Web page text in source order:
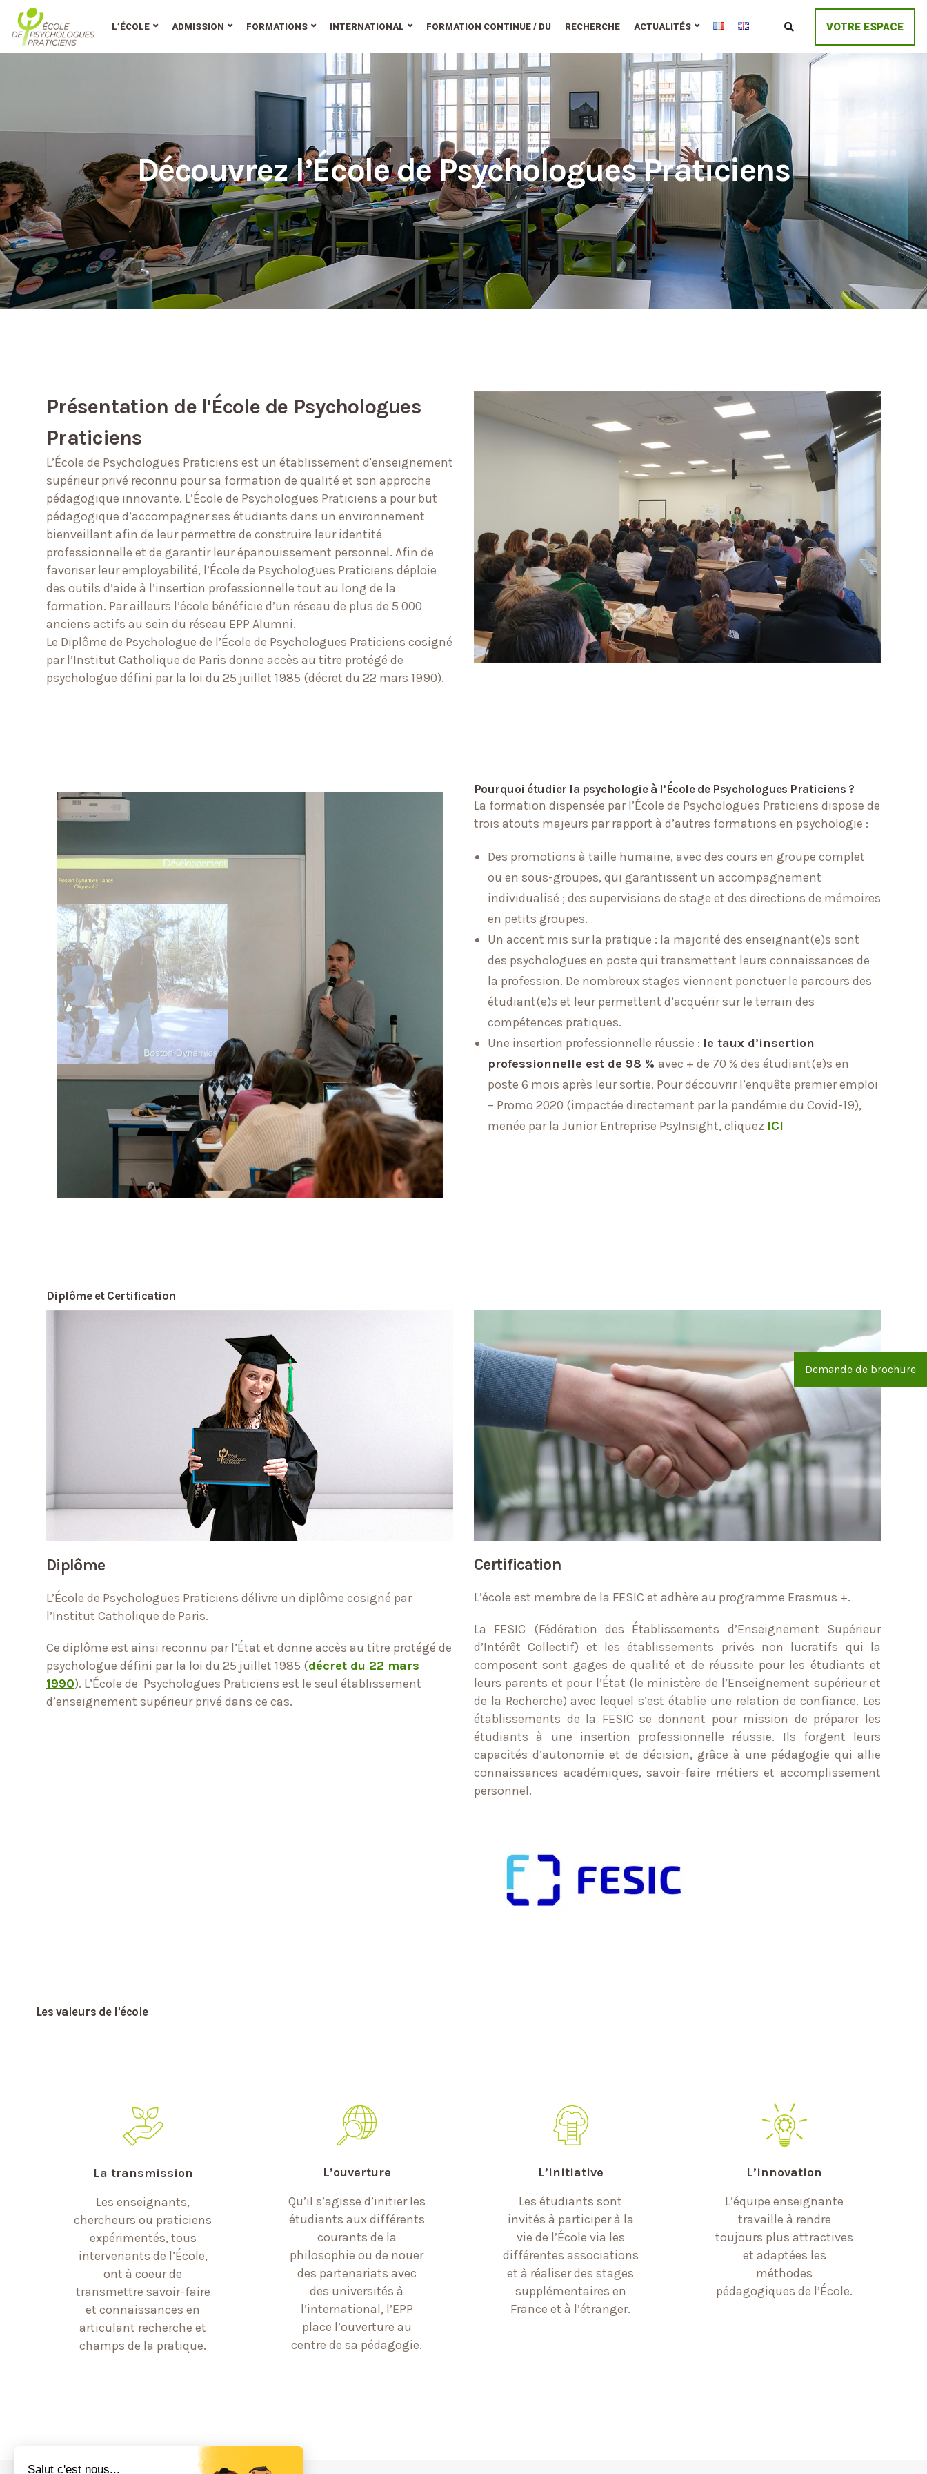
contenu
L’ÉCOLE ADMISSION FORMATIONS INTERNATIONAL FORMATION CONTINUE / DU RECHERCHE ACTUALITÉS VOTRE ESPACE
Découvrez l’École de Psychologues Praticiens
Présentation de l'École de Psychologues
Praticiens
L’École de Psychologues Praticiens est un établissement d'enseignement
supérieur privé reconnu pour sa formation de qualité et son approche
pédagogique innovante. L’École de Psychologues Praticiens a pour but
pédagogique d’accompagner ses étudiants dans un environnement
bienveillant afin de leur permettre de construire leur identité
professionnelle et de garantir leur épanouissement personnel. Afin de
favoriser leur employabilité, l’École de Psychologues Praticiens déploie
des outils d’aide à l’insertion professionnelle tout au long de la
formation. Par ailleurs l’école bénéficie d’un réseau de plus de 5 000
anciens actifs au sein du réseau EPP Alumni.
Le Diplôme de Psychologue de l’École de Psychologues Praticiens cosigné
par l’Institut Catholique de Paris donne accès au titre protégé de
psychologue défini par la loi du 25 juillet 1985 (décret du 22 mars 1990).
Pourquoi étudier la psychologie à l’École de Psychologues Praticiens ?
La formation dispensée par l’École de Psychologues Praticiens dispose de
trois atouts majeurs par rapport à d’autres formations en psychologie :
Des promotions à taille humaine, avec des cours en groupe complet
ou en sous-groupes, qui garantissent un accompagnement
individualisé ; des supervisions de stage et des directions de mémoires
en petits groupes.
Un accent mis sur la pratique : la majorité des enseignant(e)s sont
des psychologues en poste qui transmettent leurs connaissances de
la profession. De nombreux stages viennent ponctuer le parcours des
étudiant(e)s et leur permettent d’acquérir sur le terrain des
compétences pratiques.
Une insertion professionnelle réussie : le taux d’insertion
professionnelle est de 98 % avec + de 70 % des étudiant(e)s en
poste 6 mois après leur sortie. Pour découvrir l’enquête premier emploi
– Promo 2020 (impactée directement par la pandémie du Covid-19),
menée par la Junior Entreprise PsyInsight, cliquez ICI
Diplôme et Certification
Diplôme
L’École de Psychologues Praticiens délivre un diplôme cosigné par
l’Institut Catholique de Paris.
Ce diplôme est ainsi reconnu par l’État et donne accès au titre protégé de
psychologue défini par la loi du 25 juillet 1985 (décret du 22 mars
1990). L’École de Psychologues Praticiens est le seul établissement
d’enseignement supérieur privé dans ce cas.
Certification
L’école est membre de la FESIC et adhère au programme Erasmus +.
La FESIC (Fédération des Établissements d’Enseignement Supérieur
d’Intérêt Collectif) et les établissements privés non lucratifs qui la
composent sont gages de qualité et de réussite pour les étudiants et
leurs parents et pour l’État (le ministère de l’Enseignement supérieur et
de la Recherche) avec lequel s’est établie une relation de confiance. Les
établissements de la FESIC se donnent pour mission de préparer les
étudiants à une insertion professionnelle réussie. Ils forgent leurs
capacités d’autonomie et de décision, grâce à une pédagogie qui allie
connaissances académiques, savoir-faire métiers et accomplissement
personnel.
Les valeurs de l'école
La transmission
Les enseignants,
chercheurs ou praticiens
expérimentés, tous
intervenants de l’École,
ont à coeur de
transmettre savoir-faire
et connaissances en
articulant recherche et
champs de la pratique.
L’ouverture
Qu’il s’agisse d’initier les
étudiants aux différents
courants de la
philosophie ou de nouer
des partenariats avec
des universités à
l’international, l’EPP
place l’ouverture au
centre de sa pédagogie.
L’initiative
Les étudiants sont
invités à participer à la
vie de l’École via les
différentes associations
et à réaliser des stages
supplémentaires en
France et à l’étranger.
L’innovation
L’équipe enseignante
travaille à rendre
toujours plus attractives
et adaptées les
méthodes
pédagogiques de l’École.
Demande de brochure